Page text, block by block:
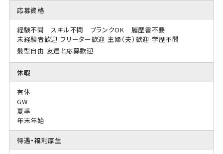
応募資格
経験不問 スキル不問 ブランクOK 履歴書不要
未経験者歓迎 フリーター歓迎 主婦（夫）歓迎 学歴不問
髪型自由 友達と応募歓迎
休暇
有休
GW
夏季
年末年始
待遇・福利厚生